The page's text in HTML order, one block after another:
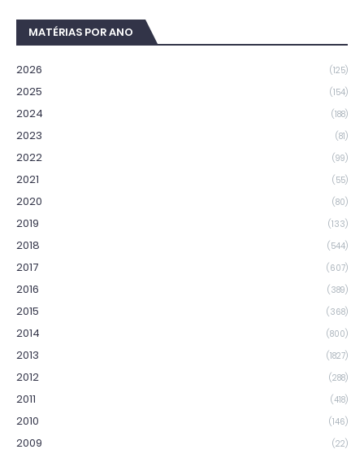
MATÉRIAS POR ANO
2026 (125)
2025 (154)
2024 (188)
2023 (81)
2022 (99)
2021 (55)
2020 (80)
2019 (133)
2018 (544)
2017 (607)
2016 (389)
2015 (368)
2014 (800)
2013 (1827)
2012 (288)
2011 (418)
2010 (146)
2009 (22)